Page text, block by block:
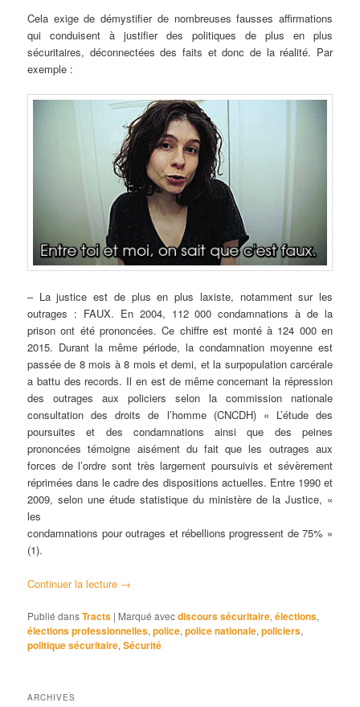
Cela exige de démystifier de nombreuses fausses affirmations
qui conduisent à justifier des politiques de plus en plus
sécuritaires, déconnectées des faits et donc de la réalité. Par
exemple :
– La justice est de plus en plus laxiste, notamment sur les
outrages : FAUX. En 2004, 112 000 condamnations à de la
prison ont été prononcées. Ce chiffre est monté à 124 000 en
2015. Durant la même période, la condamnation moyenne est
passée de 8 mois à 8 mois et demi, et la surpopulation carcérale
a battu des records. Il en est de même concernant la répression
des outrages aux policiers selon la commission nationale
consultation des droits de l’homme (CNCDH) « L’étude des
poursuites et des condamnations ainsi que des peines
prononcées témoigne aisément du fait que les outrages aux
forces de l’ordre sont très largement poursuivis et sévèrement
réprimées dans le cadre des dispositions actuelles. Entre 1990 et
2009, selon une étude statistique du ministère de la Justice, «
les
condamnations pour outrages et rébellions progressent de 75% »
(1).
Continuer la lecture →
Publié dansTracts | Marqué avecdiscours sécuritaire,élections,
élections professionnelles,police,police nationale,policiers,
politique sécuritaire,Sécurité
ARCHIVES